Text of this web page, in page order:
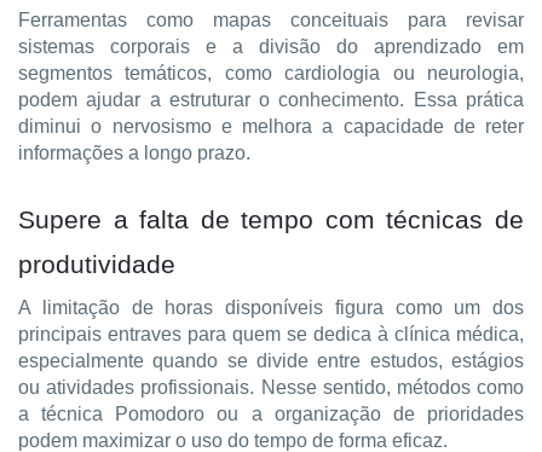
Ferramentas como mapas conceituais para revisar
sistemas corporais e a divisão do aprendizado em
segmentos temáticos, como cardiologia ou neurologia,
podem ajudar a estruturar o conhecimento. Essa prática
diminui o nervosismo e melhora a capacidade de reter
informações a longo prazo.
Supere a falta de tempo com técnicas de
produtividade
A limitação de horas disponíveis figura como um dos
principais entraves para quem se dedica à clínica médica,
especialmente quando se divide entre estudos, estágios
ou atividades profissionais. Nesse sentido, métodos como
a técnica Pomodoro ou a organização de prioridades
podem maximizar o uso do tempo de forma eficaz.